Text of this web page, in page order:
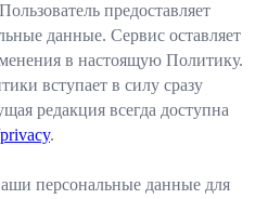
предоставляет
данные. Сервис оставляет
в настоящую Политику.
вступает в силу сразу
редакция всегда доступна
.
персональные данные для